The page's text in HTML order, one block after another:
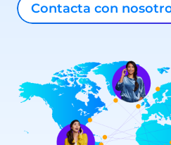
Contacta con